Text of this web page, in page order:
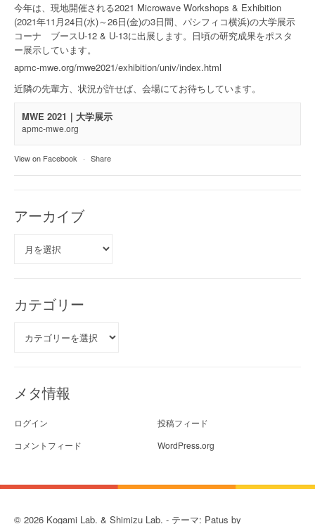
今年は、現地開催される2021 Microwave Workshops & Exhibition
(2021年11月24日(水)～26日(金)の3日間、パシフィコ横浜)の大学展示
コーナ ブースU-12 & U-13に出展します。日頃の研究成果をポスタ
ー展示しています。
apmc-mwe.org/mwe2021/exhibition/univ/index.html
近隣の先輩方、状況が許せば、会場にてお待ちしています。
MWE 2021｜大学展示
apmc-mwe.org
View on Facebook · Share
アーカイブ
カテゴリー
メタ情報
ログイン
投稿フィード
コメントフィード
WordPress.org
© 2026 Kogami Lab. & Shimizu Lab. - テーマ: Patus by